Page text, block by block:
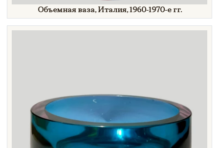
Объемная ваза, Италия,1960-1970-е гг.